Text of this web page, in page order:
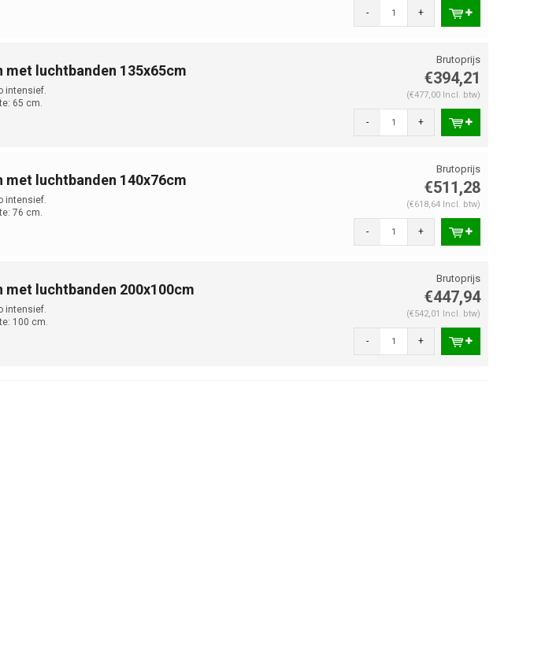
- +
met luchtbanden 135x65cm
intensief.
65 cm.
€394,21
(€477,00 Incl. btw)
- +
met luchtbanden 140x76cm
intensief.
76 cm.
€511,28
(€618,64 Incl. btw)
- +
met luchtbanden 200x100cm
intensief.
100 cm.
€447,94
(€542,01 Incl. btw)
- +